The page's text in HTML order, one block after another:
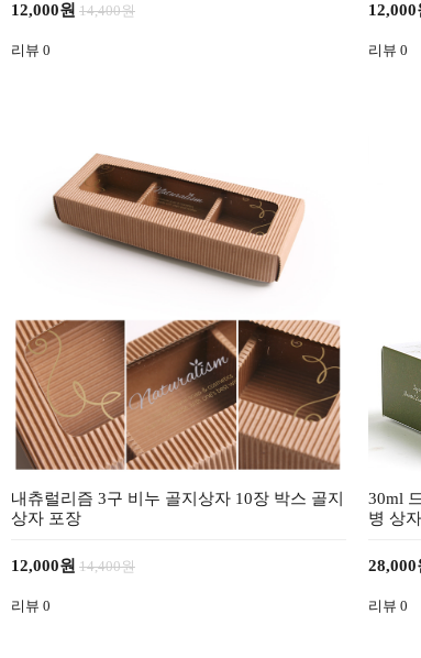
12,000원 14,400원
리뷰 0
12,000
리뷰 0
내츄럴리즘 3구 비누 골지상자 10장 박스 골지
상자 포장
12,000원 14,400원
리뷰 0
30ml
병 상자
28,000
리뷰 0